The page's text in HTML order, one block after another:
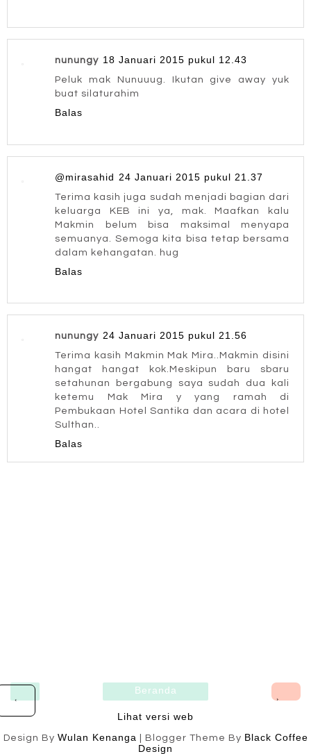
nunungy 18 Januari 2015 pukul 12.43
Peluk mak Nunuuug. Ikutan give away yuk
buat silaturahim
Balas
@mirasahid 24 Januari 2015 pukul 21.37
Terima kasih juga sudah menjadi bagian dari
keluarga KEB ini ya, mak. Maafkan kalu
Makmin belum bisa maksimal menyapa
semuanya. Semoga kita bisa tetap bersama
dalam kehangatan. hug
Balas
nunungy 24 Januari 2015 pukul 21.56
Terima kasih Makmin Mak Mira..Makmin disini
hangat hangat kok.Meskipun baru sbaru
setahunan bergabung saya sudah dua kali
ketemu Mak Mira y yang ramah di
Pembukaan Hotel Santika dan acara di hotel
Sulthan..
Balas
‹ ›
Beranda
Lihat versi web
Design By Wulan Kenanga | Blogger Theme By Black Coffee
Design